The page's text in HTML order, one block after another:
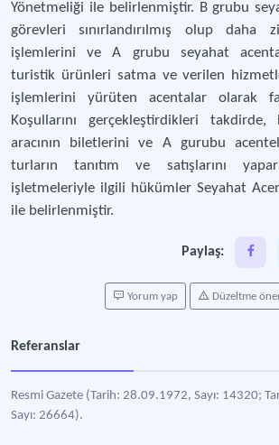
Yönetmeliği ile belirlenmiştir. B grubu
görevleri sınırlandırılmış olup daha
işlemlerini ve A grubu seyahat
turistik ürünleri satma ve verilen
işlemlerini yürüten acentalar olarak
Koşullarını gerçekleştirdikleri
aracının biletlerini ve A gurubu
turların tanıtım ve satışlarını
işletmeleriyle ilgili hükümler Seyahat
ile belirlenmiştir.
Paylaş:
Yorum yap Düzeltme
Referanslar
Resmi Gazete (Tarih: 28.09.1972, Sayı: 14320;
Sayı: 26664).